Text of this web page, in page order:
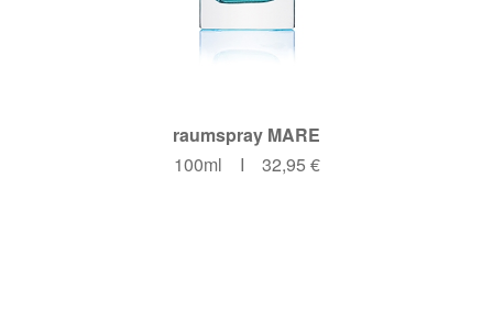
raumspray MARE
100ml I 32,95 €